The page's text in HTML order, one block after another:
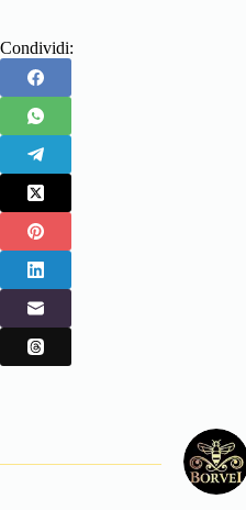
Condividi: